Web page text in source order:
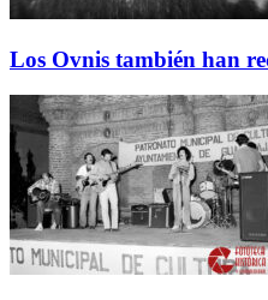
Los Ovnis también han